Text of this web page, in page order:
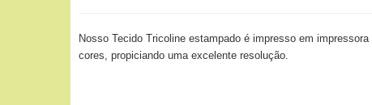
Nosso Tecido Tricoline estampado é impresso em
cores, propiciando uma excelente resolução.